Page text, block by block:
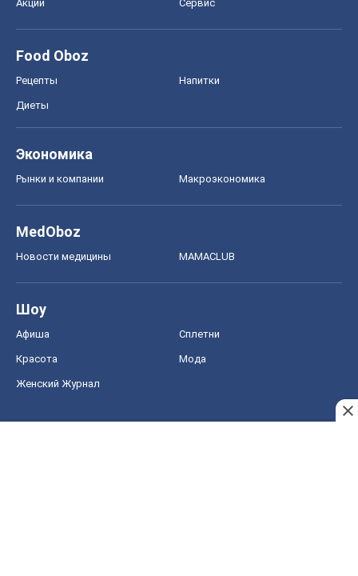
Акции Сервис
Food Oboz
Рецепты Напитки
Диеты
Экономика
Рынки и компании Mакроэкономика
MedOboz
Новости медицины MAMACLUB
Шоу
Афиша Сплетни
Красота Мода
Женский Журнал